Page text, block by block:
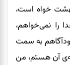
خواه است،
را نمی‌خواهم،
به سمت
آن هستم، من